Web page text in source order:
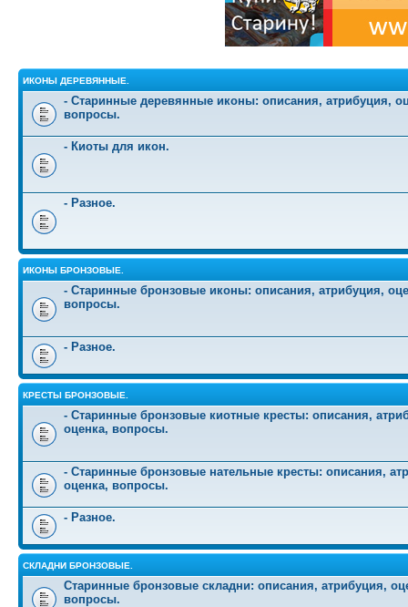
ИКОНЫ ДЕРЕВЯННЫЕ.
- Старинные деревянные иконы: описания, атрибуция,
вопросы.
- Киоты для икон.
- Разное.
ИКОНЫ БРОНЗОВЫЕ.
- Старинные бронзовые иконы: описания, атрибуция,
вопросы.
- Разное.
КРЕСТЫ БРОНЗОВЫЕ.
- Старинные бронзовые киотные кресты: описания,
оценка, вопросы.
- Старинные бронзовые нательные кресты: описания,
оценка, вопросы.
- Разное.
СКЛАДНИ БРОНЗОВЫЕ.
Старинные бронзовые складни: описания, атрибуция,
вопросы.